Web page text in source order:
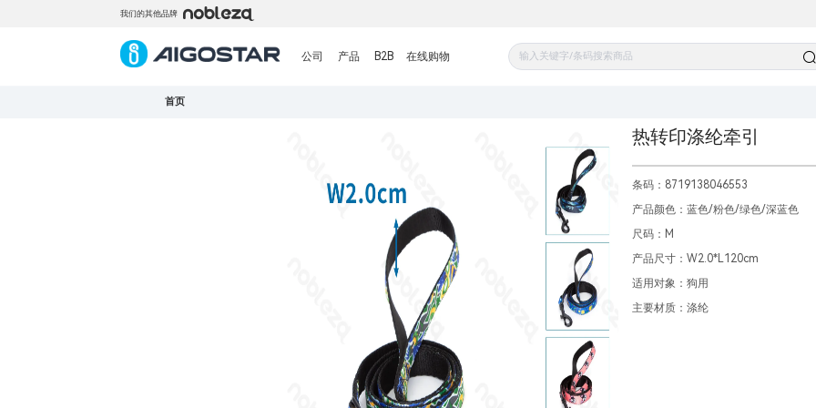
我们的其他品牌
公司 产品 B2B 在线购物
首页
热转印涤纶牵引
条码：8719138046553
产品颜色：蓝色/粉色/绿色/深蓝色
尺码：M
产品尺寸：W2.0*L120cm
适用对象：狗用
主要材质：涤纶